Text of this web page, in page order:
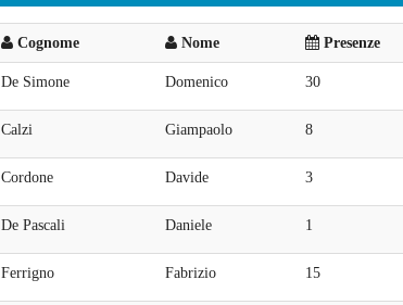
Cognome Nome Presenze
De Simone Domenico 30
Calzi Giampaolo 8
Cordone Davide 3
De Pascali Daniele 1
Ferrigno Fabrizio 15